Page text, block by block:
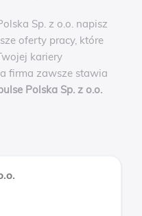
Sp. z o.o. napisz
oferty pracy, które
kariery
firma zawsze stawia
Polska Sp. z o.o.